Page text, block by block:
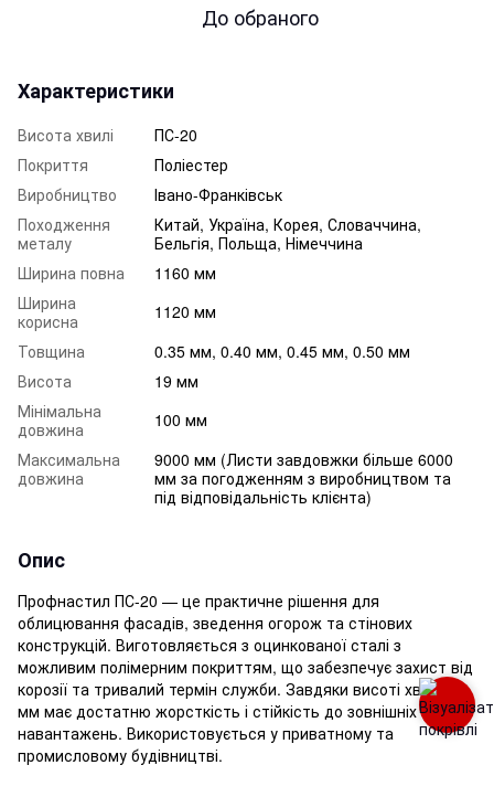
До обраного
Характеристики
Висота хвилі
ПС-20
Покриття
Поліестер
Виробництво
Івано-Франківськ
Походження
металу
Китай, Україна, Корея, Словаччина,
Бельгія, Польща, Німеччина
Ширина повна
1160 мм
Ширина
корисна
1120 мм
Товщина
0.35 мм, 0.40 мм, 0.45 мм, 0.50 мм
Висота
19 мм
Мінімальна
довжина
100 мм
Максимальна
довжина
9000 мм (Листи завдовжки більше 6000
мм за погодженням з виробництвом та
під відповідальність клієнта)
Опис
Профнастил ПС-20 — це практичне рішення для
облицювання фасадів, зведення огорож та стінових
конструкцій. Виготовляється з оцинкованої сталі з
можливим полімерним покриттям, що забезпечує захист від
корозії та тривалий термін служби. Завдяки висоті хвилі 20
мм має достатню жорсткість і стійкість до зовнішніх
навантажень. Використовується у приватному та
промисловому будівництві.